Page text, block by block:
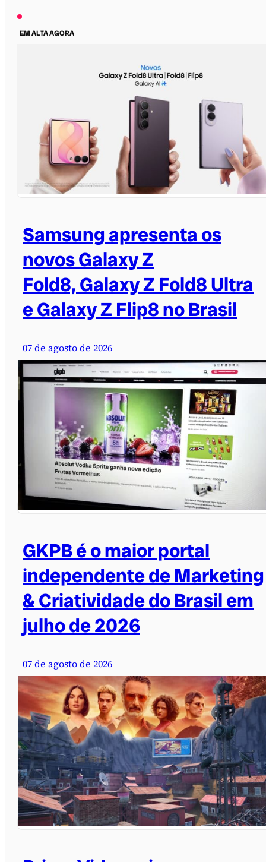
EM ALTA AGORA
Samsung apresenta os
novos Galaxy Z
Fold8, Galaxy Z Fold8 Ultra
e Galaxy Z Flip8 no Brasil
07 de agosto de 2026
GKPB é o maior portal
independente de Marketing
& Criatividade do Brasil em
julho de 2026
07 de agosto de 2026